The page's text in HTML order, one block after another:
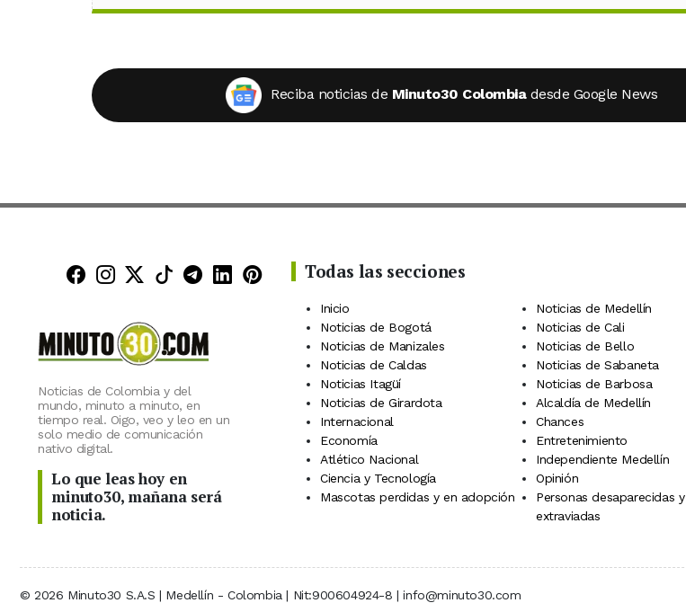
Reciba noticias de Minuto30 Colombia desde Google News
Minuto30 en Facebook
Minuto30 en Instagram
Minuto30 en X (Twitter)
Minuto30 en TikTok
Canal de Minuto30 en Telegram
Minuto30 en LinkedIn
Minuto30 en Pinterest
Noticias de Colombia y del
mundo, minuto a minuto, en
tiempo real. Oigo, veo y leo en un
solo medio de comunicación
nativo digital.
Lo que leas hoy en
minuto30, mañana será
noticia.
Todas las secciones
Inicio Noticias de Medellín
Noticias de Bogotá
Noticias de Cali
Noticias de Manizales
Noticias de Bello
Noticias de Caldas
Noticias de Sabaneta
Noticias Itagüí
Noticias de Barbosa
Noticias de Girardota
Alcaldía de Medellín
Internacional
Chances
Economía
Entretenimiento
Atlético Nacional
Independiente Medellín
Ciencia y Tecnología
Opinión
Mascotas perdidas y en adopción
Personas desaparecidas y
extraviadas
© 2026 Minuto30 S.A.S | Medellín - Colombia | Nit:900604924-8 | info@minuto30.com